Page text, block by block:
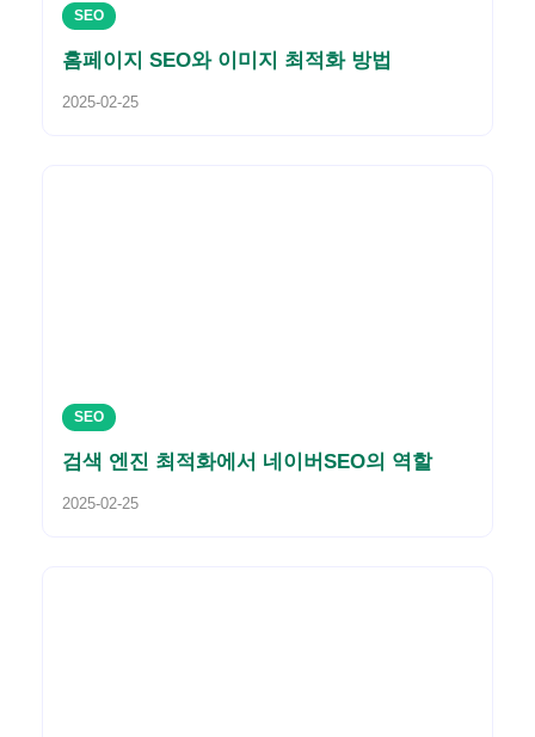
SEO
홈페이지 SEO와 이미지 최적화 방법
2025-02-25
SEO
검색 엔진 최적화에서 네이버SEO의 역할
2025-02-25